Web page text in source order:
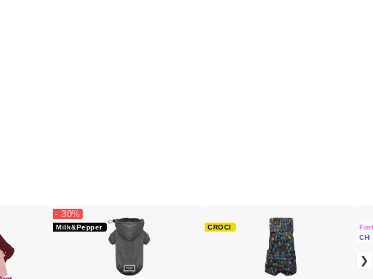
Milk&Pepper
- 30%
CROCI
CH